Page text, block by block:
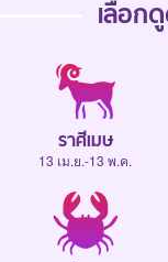
เลือกดู
ราศีเมษ
13 เม.ย.-13 พ.ค.